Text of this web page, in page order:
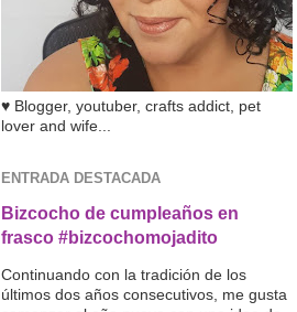
♥ Blogger, youtuber, crafts addict, pet
lover and wife...
ENTRADA DESTACADA
Bizcocho de cumpleaños en
frasco #bizcochomojadito
Continuando con la tradición de los
últimos dos años consecutivos, me gusta